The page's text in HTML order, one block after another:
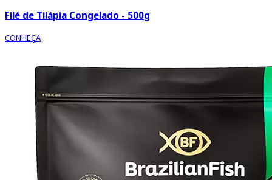
Filé de Tilápia Congelado - 500g
CONHEÇA